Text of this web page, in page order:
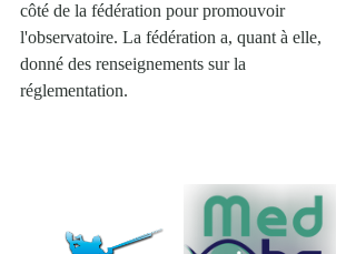
côté de la fédération pour promouvoir
l'observatoire. La fédération a, quant à elle,
donné des renseignements sur la
réglementation.